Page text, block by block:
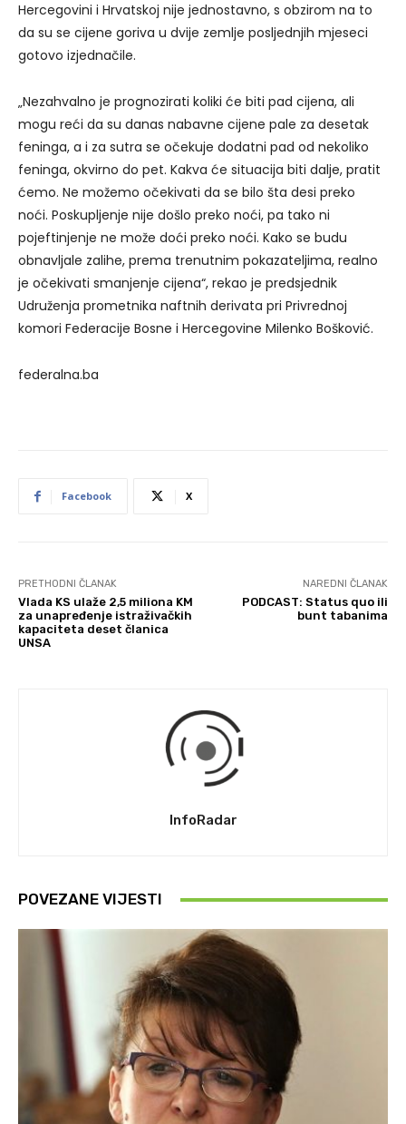
Hercegovini i Hrvatskoj nije jednostavno, s obzirom na to
da su se cijene goriva u dvije zemlje posljednjih mjeseci
gotovo izjednačile.
„Nezahvalno je prognozirati koliki će biti pad cijena, ali
mogu reći da su danas nabavne cijene pale za desetak
feninga, a i za sutra se očekuje dodatni pad od nekoliko
feninga, okvirno do pet. Kakva će situacija biti dalje, pratit
ćemo. Ne možemo očekivati da se bilo šta desi preko
noći. Poskupljenje nije došlo preko noći, pa tako ni
pojeftinjenje ne može doći preko noći. Kako se budu
obnavljale zalihe, prema trenutnim pokazateljima, realno
je očekivati smanjenje cijena“, rekao je predsjednik
Udruženja prometnika naftnih derivata pri Privrednoj
komori Federacije Bosne i Hercegovine Milenko Bošković.
federalna.ba
Facebook X
PRETHODNI ČLANAK
Vlada KS ulaže 2,5 miliona KM
za unapređenje istraživačkih
kapaciteta deset članica
UNSA
NAREDNI ČLANAK
PODCAST: Status quo ili
bunt tabanima
InfoRadar
POVEZANE VIJESTI